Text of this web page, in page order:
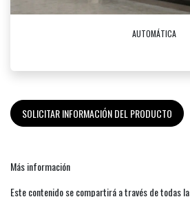
AUTOMÁTICA
SOLICITAR INFORMACIÓN DEL PRODUCTO
Más información
Este contenido se compartirá a través de todas